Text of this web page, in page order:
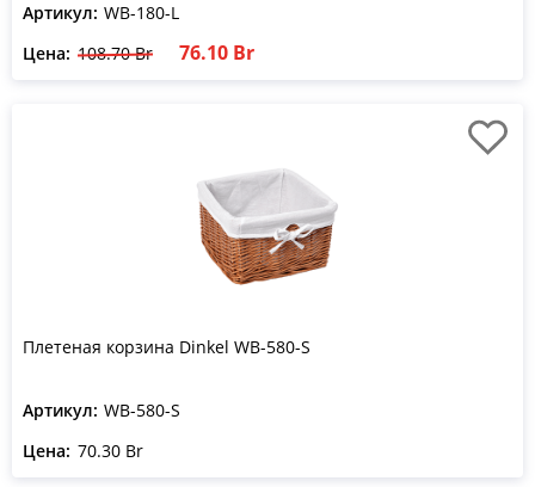
Артикул: WB-180-L
Цена: 108.70 Br 76.10 Br
Плетеная корзина Dinkel WB-580-S
Артикул: WB-580-S
Цена: 70.30 Br